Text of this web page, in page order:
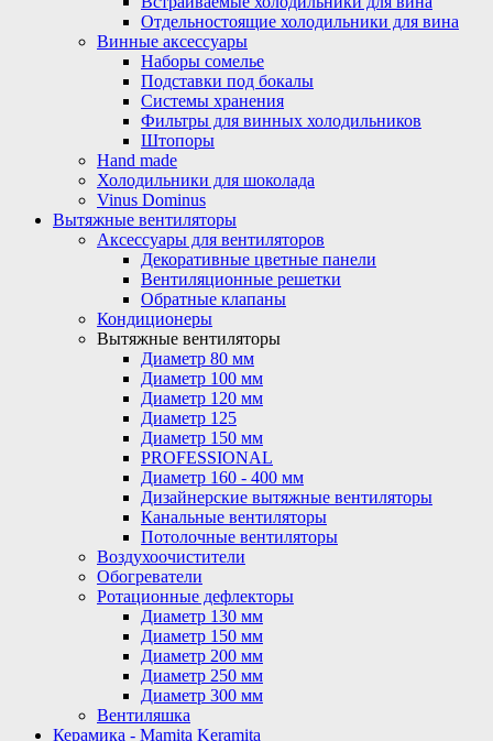
Отдельностоящие холодильники для вина
Винные аксессуары
Наборы сомелье
Подставки под бокалы
Системы хранения
Фильтры для винных холодильников
Штопоры
Hand made
Холодильники для шоколада
Vinus Dominus
Вытяжные вентиляторы
Аксессуары для вентиляторов
Декоративные цветные панели
Вентиляционные решетки
Обратные клапаны
Кондиционеры
Вытяжные вентиляторы
Диаметр 80 мм
Диаметр 100 мм
Диаметр 120 мм
Диаметр 125
Диаметр 150 мм
PROFESSIONAL
Диаметр 160 - 400 мм
Дизайнерские вытяжные вентиляторы
Канальные вентиляторы
Потолочные вентиляторы
Воздухоочистители
Обогреватели
Ротационные дефлекторы
Диаметр 130 мм
Диаметр 150 мм
Диаметр 200 мм
Диаметр 250 мм
Диаметр 300 мм
Вентиляшка
Керамика - Mamita Keramita